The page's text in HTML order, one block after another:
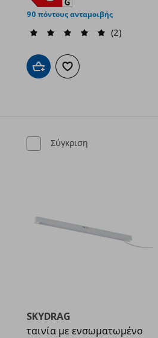
90 πόντους ανταμοιβής
(2)
Προσθήκη στο καλάθι
Προσθήκη στα αγαπημένα
Σύγκριση
SKYDRAG
ταινία με ενσωματωμένο